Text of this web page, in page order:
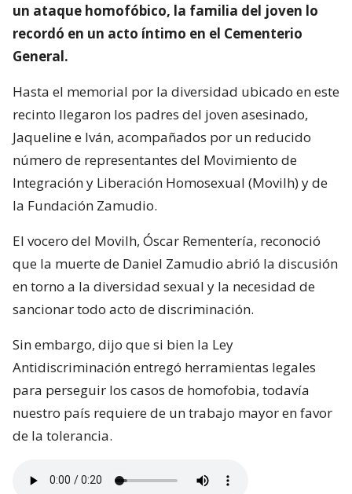
un ataque homofóbico, la familia del joven lo
recordó en un acto íntimo en el Cementerio
General.
Hasta el memorial por la diversidad ubicado en este
recinto llegaron los padres del joven asesinado,
Jaqueline e Iván, acompañados por un reducido
número de representantes del Movimiento de
Integración y Liberación Homosexual (Movilh) y de
la Fundación Zamudio.
El vocero del Movilh, Óscar Rementería, reconoció
que la muerte de Daniel Zamudio abrió la discusión
en torno a la diversidad sexual y la necesidad de
sancionar todo acto de discriminación.
Sin embargo, dijo que si bien la Ley
Antidiscriminación entregó herramientas legales
para perseguir los casos de homofobia, todavía
nuestro país requiere de un trabajo mayor en favor
de la tolerancia.